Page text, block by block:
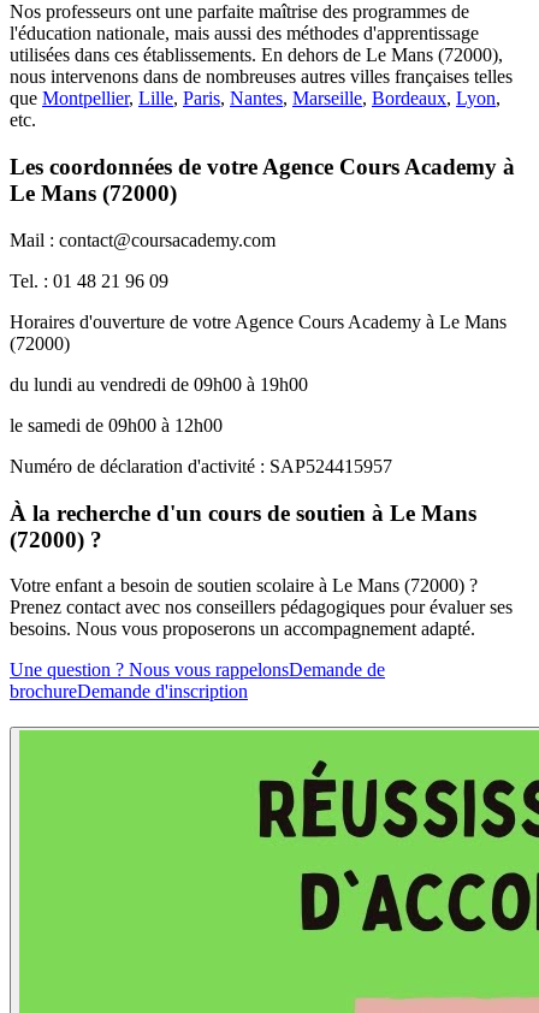
Nos professeurs ont une parfaite maîtrise des programmes de
l'éducation nationale, mais aussi des méthodes d'apprentissage
utilisées dans ces établissements. En dehors de Le Mans (72000),
nous intervenons dans de nombreuses autres villes françaises telles
que Montpellier, Lille, Paris, Nantes, Marseille, Bordeaux, Lyon,
etc.
Les coordonnées de votre Agence Cours Academy à
Le Mans (72000)
Mail : contact@coursacademy.com
Tel. : 01 48 21 96 09
Horaires d'ouverture de votre Agence Cours Academy à Le Mans
(72000)
du lundi au vendredi de 09h00 à 19h00
le samedi de 09h00 à 12h00
Numéro de déclaration d'activité : SAP524415957
À la recherche d'un cours de soutien à Le Mans
(72000) ?
Votre enfant a besoin de soutien scolaire à Le Mans (72000) ?
Prenez contact avec nos conseillers pédagogiques pour évaluer ses
besoins. Nous vous proposerons un accompagnement adapté.
Une question ? Nous vous rappelonsDemande de
brochureDemande d'inscription